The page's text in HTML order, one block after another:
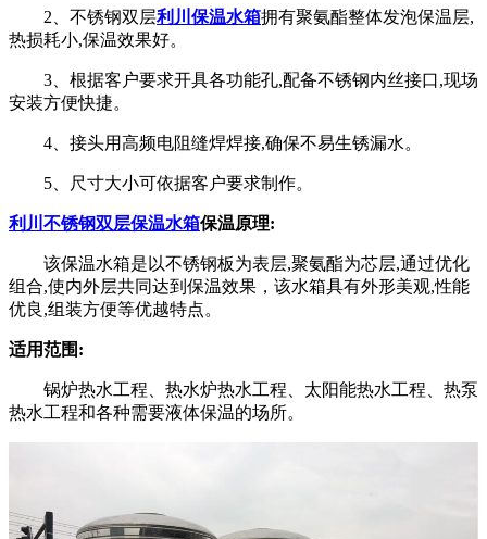
2、不锈钢双层利川保温水箱拥有聚氨酯整体发泡保温层,
热损耗小,保温效果好。
3、根据客户要求开具各功能孔,配备不锈钢内丝接口,现场
安装方便快捷。
4、接头用高频电阻缝焊焊接,确保不易生锈漏水。
5、尺寸大小可依据客户要求制作。
利川不锈钢双层保温水箱保温原理:
该保温水箱是以不锈钢板为表层,聚氨酯为芯层,通过优化
组合,使内外层共同达到保温效果，该水箱具有外形美观,性能
优良,组装方便等优越特点。
适用范围:
锅炉热水工程、热水炉热水工程、太阳能热水工程、热泵
热水工程和各种需要液体保温的场所。